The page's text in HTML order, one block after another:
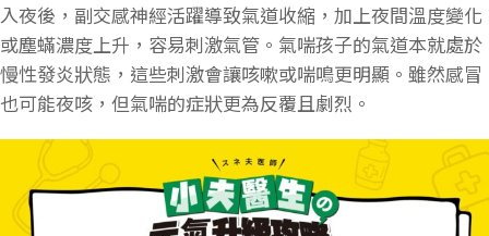
入夜後，副交感神經活躍導致氣道收縮，加上夜間溫度變化
或塵蟎濃度上升，容易刺激氣管。氣喘孩子的氣道本就處於
慢性發炎狀態，這些刺激會讓咳嗽或喘鳴更明顯。雖然感冒
也可能夜咳，但氣喘的症狀更為反覆且劇烈。​